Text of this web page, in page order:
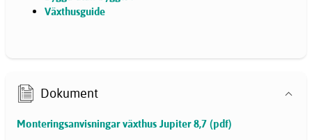
Växthusguide
Dokument
Monteringsanvisningar växthus Jupiter 8,7 (pdf)